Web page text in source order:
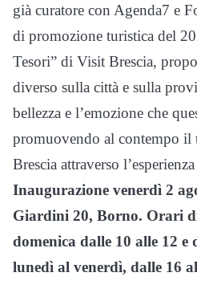
già curatore con Agenda7 e
di promozione turistica del
Tesori” di Visit Brescia,
diverso sulla città e sulla
bellezza e l’emozione che
promuovendo al contempo
Brescia attraverso
Inaugurazione venerdì 2
Giardini 20, Borno. Orari
domenica dalle 10 alle 12 e
lunedì al venerdì, dalle 16